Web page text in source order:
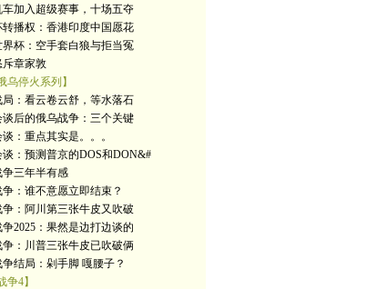
车加入超级赛事，十场五夺
转播权：香港印度中国愿花
界杯：空手套白狼与拒当冤
斥章家敦
乌停火系列】
局：看云卷云舒，等水落石
谈后的俄乌战争：三个关键
谈：重点其实是。。。
谈：预测普京的DOS和DON&#
争三年半有感
争：谁不意愿立即结束？
争：阿川第三张牛皮又吹破
争2025：果然是边打边谈的
争：川普三张牛皮已吹破俩
争结局：剁手脚 嘎腰子？
争4】